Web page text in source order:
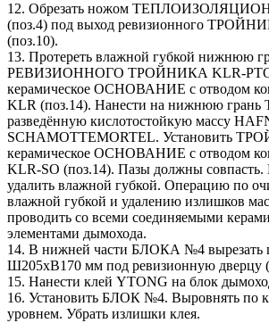
12. Обрезать ножом
(поз.4) под выход ревизионного
(поз.10).
13. Протереть влажной губкой нижнюю
РЕВИЗИОННОГО ТРОЙНИКА KLR-PTO/
керамическое ОСНОВАНИЕ с отводом
KLR (поз.14). Нанести на нижнюю
разведённую кислотостойкую массу
SCHAMOTTEMORTEL. Установить
керамическое ОСНОВАНИЕ с отводом
KLR-SO (поз.14). Пазы должны
удалить влажной губкой. Операцию по
влажной губкой и удалению излишков
проводить со всеми соединяемыми
элементами дымохода.
14. В нижней части БЛОКА №4 вырезать
Ш205хВ170 мм под ревизионную дверцу
15. Нанести клей YTONG на блок
16. Установить БЛОК №4. Выровнять по
уровнем. Убрать излишки клея.